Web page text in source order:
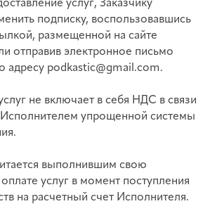
услуг, Заказчику
подписку, воспользовавшись
размещенной на сайте
отправив электронное письмо
адресу podkastic@gmail.com.
не включает в себя НДС в связи
упрощенной системы
выполнившим свою
услуг в момент поступления
на расчетный счет Исполнителя.